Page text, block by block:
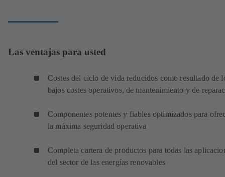
Las ventajas para usted
Costes del ciclo de vida reducidos como resultado de
bajos costes operativos, de mantenimiento y de
Componentes potentes y fiables optimizados para
la máxima seguridad operativa
Completa cartera de productos para todas las
del sector de las energías renovables